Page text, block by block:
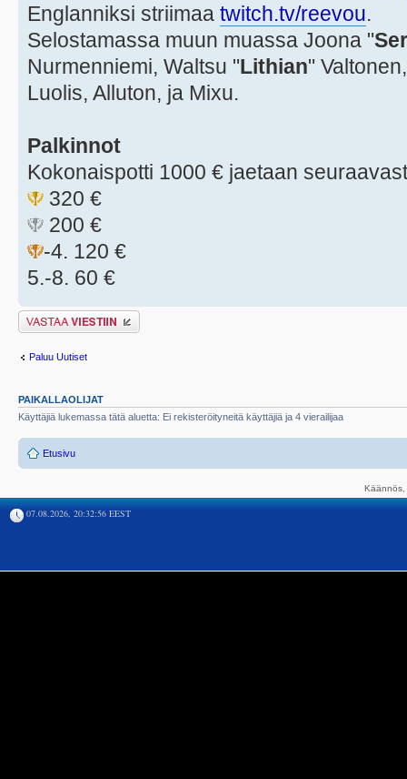
Englanniksi striimaa twitch.tv/reevou.
Selostamassa muun muassa Joona "
Nurmenniemi, Waltsu "Lithian"
Luolis, Alluton, ja Mixu.
Palkinnot
Kokonaispotti 1000 € jaetaan
320 €
200 €
-4. 120 €
5.-8. 60 €
Lähetä vastaus
Paluu Uutiset
PAIKALLAOLIJAT
Käyttäjiä lukemassa tätä aluetta: Ei rekisteröityneitä käyttäjiä ja 4 vierailijaa
Etusivu
07.08.2026, 20:32:56 EEST